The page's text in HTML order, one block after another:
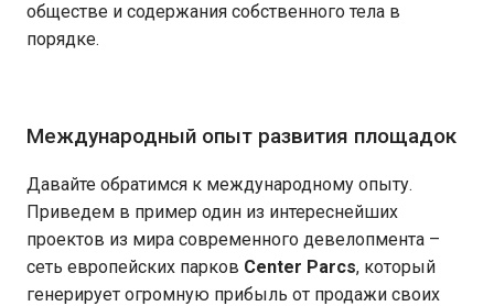
обществе и содержания собственного тела в
порядке.
Международный опыт развития площадок
Давайте обратимся к международному опыту.
Приведем в пример один из интереснейших
проектов из мира современного девелопмента –
сеть европейских парков Center Parcs, который
генерирует огромную прибыль от продажи своих